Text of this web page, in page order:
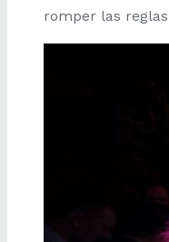
romper las reglas